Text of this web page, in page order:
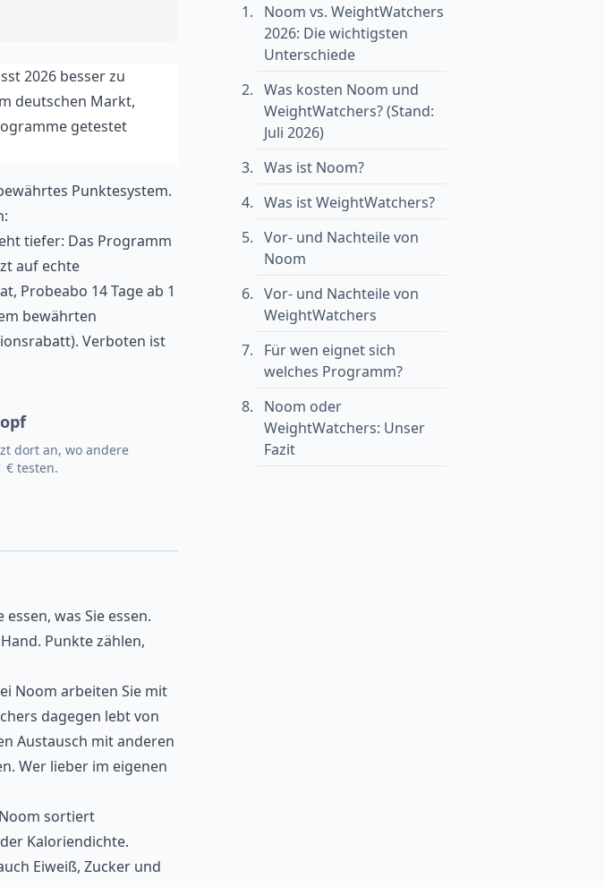
2026 besser zu
deutschen Markt,
getestet
Punktesystem.
tiefer: Das Programm
auf echte
Probeabo 14 Tage ab 1
bewährten
Verboten ist
dort an, wo andere
€ testen.
was Sie essen.
Punkte zählen,
Noom arbeiten Sie mit
dagegen lebt von
Austausch mit anderen
Wer lieber im eigenen
sortiert
Kaloriendichte.
Eiweiß, Zucker und
Noom vs. WeightWatchers
2026: Die wichtigsten
Unterschiede
Was kosten Noom und
WeightWatchers? (Stand:
Juli 2026)
Was ist Noom?
Was ist WeightWatchers?
Vor- und Nachteile von
Noom
Vor- und Nachteile von
WeightWatchers
Für wen eignet sich
welches Programm?
Noom oder
WeightWatchers: Unser
Fazit